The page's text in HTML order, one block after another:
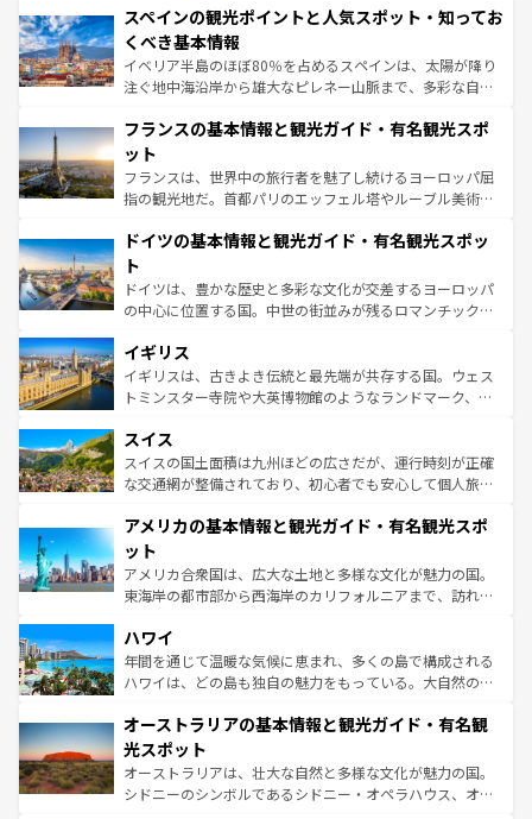
ろん、トスカーナの美しい田園風景やアマルフィ海岸の絶
景など、自然景観も見逃せない。観光の合間には、本場の
ピザやパスタなど、絶品のイタリア料理を堪能することも
できる。朝目覚めてから夜眠るまで、すべての瞬間を楽し
なお、新着のイタリア情報はコンテンツ一覧を参照してほ
しい。
スペインの観光ポイントと人気スポット・知ってお
くべき基本情報
イベリア半島のほぼ80％を占めるスペインは、太陽が降り
注ぐ地中海沿岸から雄大なピレネー山脈まで、多彩な自然
文化が根付くこの国では、情熱的なフラメンコ、熱気あふ
れる闘牛、そして美味しいタパスが生活の一部となってい
る。首都マドリードの洗練された雰囲気や、バルセロナの
アートに溢れた街角から、地方では古代ローマ遺跡や中世
せる。地方によって風土や気候が異なるスペインはその個
ンテンツ一覧 を参照してほしい。
フランスの基本情報と観光ガイド・有名観光スポ
ット
フランスは、世界中の旅行者を魅了し続けるヨーロッパ屈
指の観光地だ。首都パリのエッフェル塔やルーブル美術館
で、幅広い魅力が詰まっている。華麗な宮殿、歴史的な大
聖堂、美しいビーチ、そして豊かな自然が、訪れる者を心
から魅了する。また、フランスは美食の国としても知ら
れ、フランス料理はユネスコ無形文化遺産にも登録されて
香り高いラベンダー畑など、多彩な楽しみ方が可能だ。さ
らに、パリ以外の地域にも魅力が溢れており、どの街角に
も豊かな歴史と文化が息づいている。パリ以外の個性あふ
を参照してほしい。
ドイツの基本情報と観光ガイド・有名観光スポッ
ト
ドイツは、豊かな歴史と多彩な文化が交差するヨーロッパ
の中心に位置する国。中世の街並みが残るロマンチック街
顔を持つこの国は、どこを歩いても飽きることがない。ベ
ルリンの文化的活気、バイエルン州のアルプスの絶景、そ
してライン川沿いのワイン畑といった風景は必見。ビール
は、お酒好きな人にはぜひ体験してほしい。 なお、新着の
ドイツ情報はコンテンツ一覧を参照してほしい。
イギリス
イギリスは、古きよき伝統と最先端が共存する国。ウェス
トミンスター寺院や大英博物館のようなランドマーク、歴
リアごとに異なる魅力がある。また、優雅なアフタヌーン
ティー、ビール好きにはたまらない英国パブ、サッカー観
戦など、本場だからこそできる体験も豊富。イギリスを旅
ンツ一覧を参照してほしい。
スイス
スイスの国土面積は九州ほどの広さだが、運行時刻が正確
な交通網が整備されており、初心者でも安心して個人旅行
の建物がそのまま残る町や、スイスならではのユニークな
博物館もあり、アルプス観光だけでなく町歩きも満喫する
ことができる。国民の所得が高いため物価も高いが、旅行
者向けの交通パス提供のサービスもあり、うまく活用すれ
着のスイス情報は
アメリカの基本情報と観光ガイド・有名観光スポ
ット
アメリカ合衆国は、広大な土地と多様な文化が魅力の国。
東海岸の都市部から西海岸のカリフォルニアまで、訪れる
のような巨大都市は、観光、ショッピング、エンターテイ
ンメントが詰まった刺激的なスポットだ。一方、アメリカ
西部には大自然が広がり、グランドキャニオンやイエロー
部のニューオーリンズでは、音楽と美食が融合した独特の
文化が魅力。旅行者はアメリカの各地域で異なる魅力を楽
しみながら、その多様性と豊かな歴史を感じることができ
るだろう。車でのロードトリップや列車の旅も、アメリカ
ハワイ
年間を通じて温暖な気候に恵まれ、多くの島で構成される
ハワイは、どの島も独自の魅力をもっている。大自然の神
ワイ島は見逃せない。また、定番の観光地といえばオアフ
島だが、静かな自然を求めるならマウイ島やカウアイ島が
おすすめ。エメラルドグリーンに輝く海をはじめ、豊かな
文化や歴史が息づいている。「アロハスピリット」と呼ば
オーストラリアの基本情報と観光ガイド・有名観
光スポット
オーストラリアは、壮大な自然と多様な文化が魅力の国。
シドニーのシンボルであるシドニー・オペラハウス、オー